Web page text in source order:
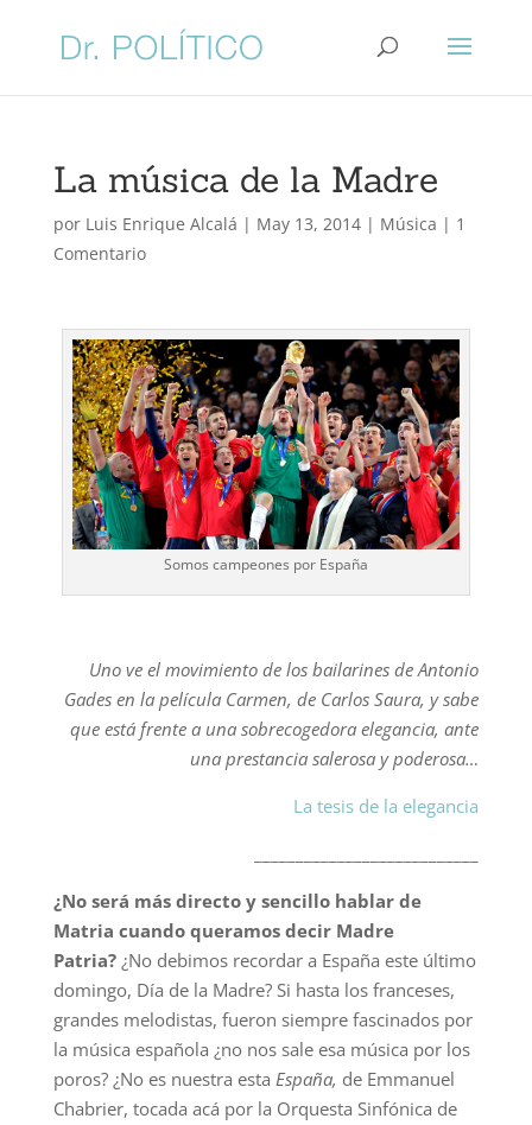
La música de la Madre
por Luis Enrique Alcalá | May 13, 2014| Música | 1
Comentario
Somos campeones por España
Uno ve el movimiento de los bailarines de Antonio
Gades en la película Carmen, de Carlos Saura, y sabe
que está frente a una sobrecogedora elegancia, ante
una prestancia salerosa y poderosa…
La tesis de la elegancia
¿No será más directo y sencillo hablar de
Matria cuando queramos decir Madre
Patria? ¿No debimos recordar a España este último
domingo, Día de la Madre? Si hasta los franceses,
grandes melodistas, fueron siempre fascinados por
la música española ¿no nos sale esa música por los
poros? ¿No es nuestra esta España, de Emmanuel
Chabrier, tocada acá por la Orquesta Sinfónica de